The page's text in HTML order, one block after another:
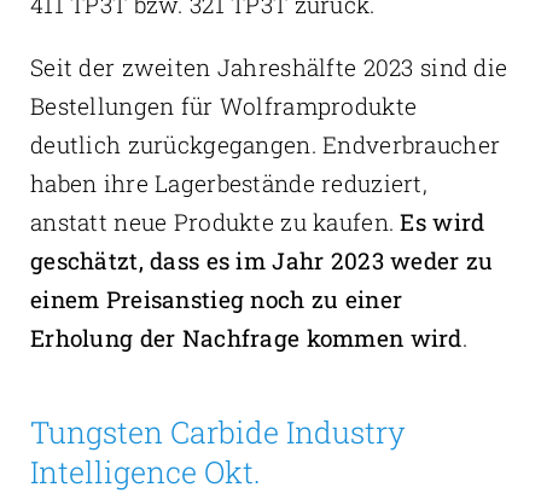
Seit der zweiten Jahreshälfte 2023 sind die
Bestellungen für Wolframprodukte
deutlich zurückgegangen. Endverbraucher
haben ihre Lagerbestände reduziert,
anstatt neue Produkte zu kaufen.Es wird
geschätzt, dass es im Jahr 2023 weder zu
einem Preisanstieg noch zu einer
Erholung der Nachfrage kommen wird.
Tungsten Carbide Industry
Intelligence Okt.